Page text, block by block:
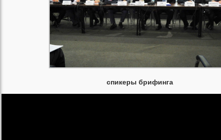
спикеры брифинга